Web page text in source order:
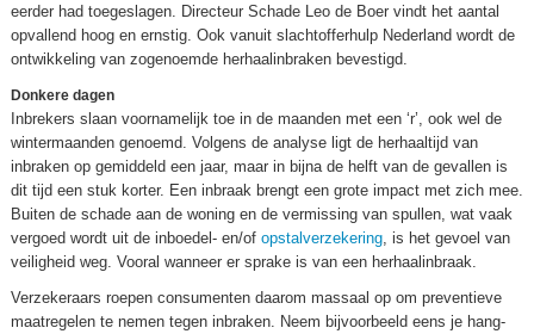
eerder had toegeslagen. Directeur Schade Leo de Boer vindt het aantal
opvallend hoog en ernstig. Ook vanuit slachtofferhulp Nederland wordt de
ontwikkeling van zogenoemde herhaalinbraken bevestigd.
Donkere dagen
Inbrekers slaan voornamelijk toe in de maanden met een ‘r’, ook wel de
wintermaanden genoemd. Volgens de analyse ligt de herhaaltijd van
inbraken op gemiddeld een jaar, maar in bijna de helft van de gevallen is
dit tijd een stuk korter. Een inbraak brengt een grote impact met zich mee.
Buiten de schade aan de woning en de vermissing van spullen, wat vaak
vergoed wordt uit de inboedel- en/of opstalverzekering , is het gevoel van
veiligheid weg. Vooral wanneer er sprake is van een herhaalinbraak.
Verzekeraars roepen consumenten daarom massaal op om preventieve
maatregelen te nemen tegen inbraken. Neem bijvoorbeeld eens je hang-